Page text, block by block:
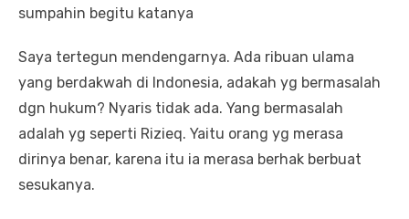
sumpahin begitu katanya
Saya tertegun mendengarnya. Ada ribuan ulama
yang berdakwah di Indonesia, adakah yg bermasalah
dgn hukum? Nyaris tidak ada. Yang bermasalah
adalah yg seperti Rizieq. Yaitu orang yg merasa
dirinya benar, karena itu ia merasa berhak berbuat
sesukanya.